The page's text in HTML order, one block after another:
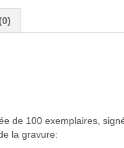
de 100 exemplaires,
la gravure: